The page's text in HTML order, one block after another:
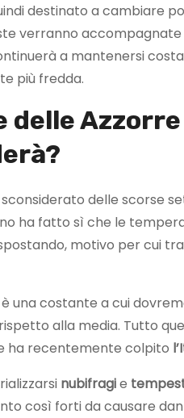
destinato a cambiare
verranno
a mantenersi
più fredda.
delle
sconsiderato delle scorse
ha fatto sì che le
motivo per cui
è una costante a cui
alla media. Tutto
ha recentemente colpito
nubifragie
così forti da causare